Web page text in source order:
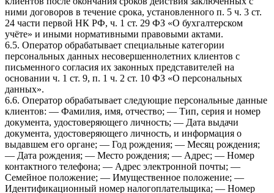
ними договоров в течение срока, установленного п. 5 ч. 3 ст.
24 части первой НК РФ, ч. 1 ст. 29 ФЗ «О бухгалтерском
учёте» и иными нормативными правовыми актами.
6.5. Оператор обрабатывает специальные категории
персональных данных несовершеннолетних клиентов с
письменного согласия их законных представителей на
основании ч. 1 ст. 9, п. 1 ч. 2 ст. 10 ФЗ «О персональных
данных».
6.6. Оператор обрабатывает следующие персональные данные
клиентов: — Фамилия, имя, отчество; — Тип, серия и номер
документа, удостоверяющего личность; — Дата выдачи
документа, удостоверяющего личность, и информация о
выдавшем его органе; — Год рождения; — Месяц рождения;
— Дата рождения; — Место рождения; — Адрес; — Номер
контактного телефона; — Адрес электронной почты; —
Семейное положение; — Имущественное положение; —
Идентификационный номер налогоплательщика; — Номер